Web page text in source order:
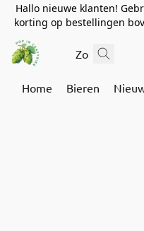
Hallo nieuwe klanten!
korting op bestellingen
Home Bieren